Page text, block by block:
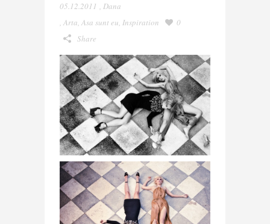
05.12.2011 , Dana
, Arta, Asa sunt eu, Inspiration
0
Share